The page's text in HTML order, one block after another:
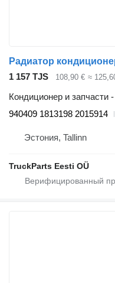
1 157 TJS 108,90 € ≈
Кондиционер и запчасти
940409 1813198 2015914
Эстония, Tallinn
TruckParts Eesti OÜ